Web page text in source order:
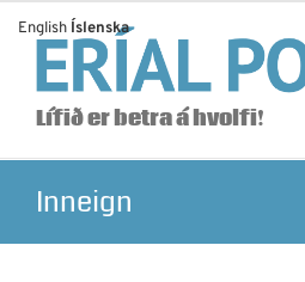
content
Lífið er betra á hvolfi!
Inneign
English Íslenska